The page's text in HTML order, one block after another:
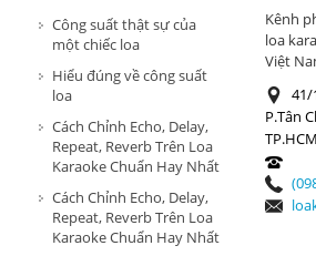
HÀNG
Công suất thật sự của
một chiếc loa
Hiểu đúng về công suất
loa
Cách Chỉnh Echo, Delay,
Repeat, Reverb Trên Loa
Karaoke Chuẩn Hay Nhất
Cách Chỉnh Echo, Delay,
Repeat, Reverb Trên Loa
Karaoke Chuẩn Hay Nhất
Kênh
loa
Việt
41/
P.Tân